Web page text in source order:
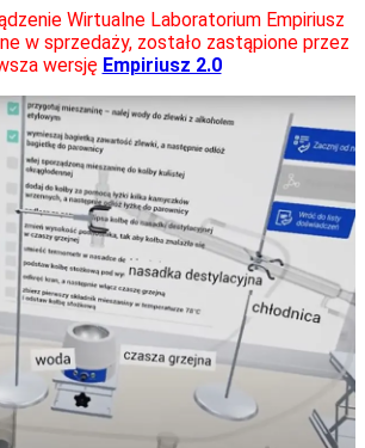
Wirtualne Laboratorium Empiriusz
w sprzedaży, zostało zastąpione przez
wersję Empiriusz 2.0